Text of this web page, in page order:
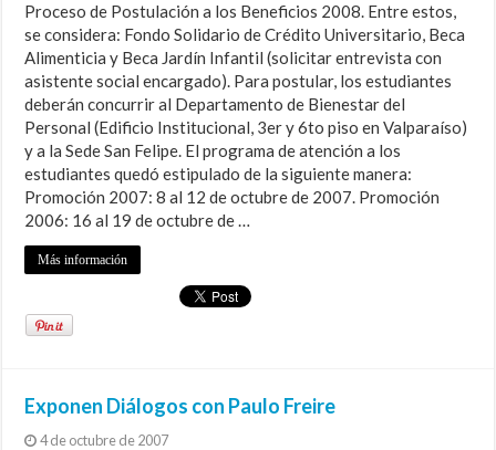
Proceso de Postulación a los Beneficios 2008. Entre estos,
se considera: Fondo Solidario de Crédito Universitario, Beca
Alimenticia y Beca Jardín Infantil (solicitar entrevista con
asistente social encargado). Para postular, los estudiantes
deberán concurrir al Departamento de Bienestar del
Personal (Edificio Institucional, 3er y 6to piso en Valparaíso)
y a la Sede San Felipe. El programa de atención a los
estudiantes quedó estipulado de la siguiente manera:
Promoción 2007: 8 al 12 de octubre de 2007. Promoción
2006: 16 al 19 de octubre de …
Más información
Exponen Diálogos con Paulo Freire
4 de octubre de 2007